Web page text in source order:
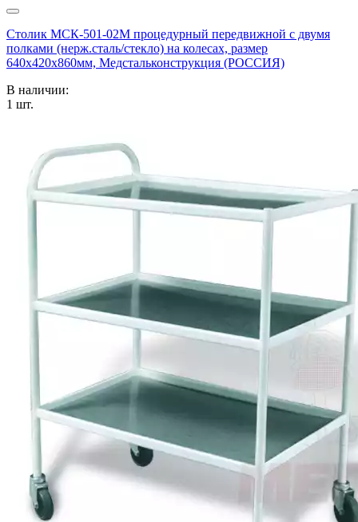
Столик МСК-501-02М процедурный передвижной с двумя
полками (нерж.сталь/стекло) на колесах, размер
640х420х860мм, Медстальконструкция (РОССИЯ)
В наличии:
1 шт.